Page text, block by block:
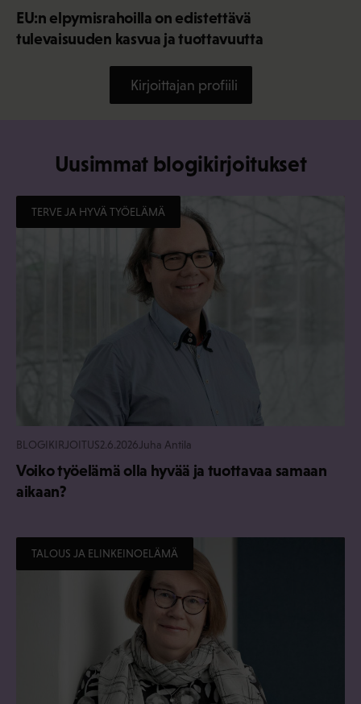
EU:n elpymisrahoilla on edistettävä
tulevaisuuden kasvua ja tuottavuutta
Kirjoittajan profiili
Uusimmat blogikirjoitukset
TERVE JA HYVÄ TYÖELÄMÄ
BLOGIKIRJOITUS2.6.2026 Juha Antila
Voiko työelämä olla hyvää ja tuottavaa samaan
aikaan?
TALOUS JA ELINKEINOELÄMÄ